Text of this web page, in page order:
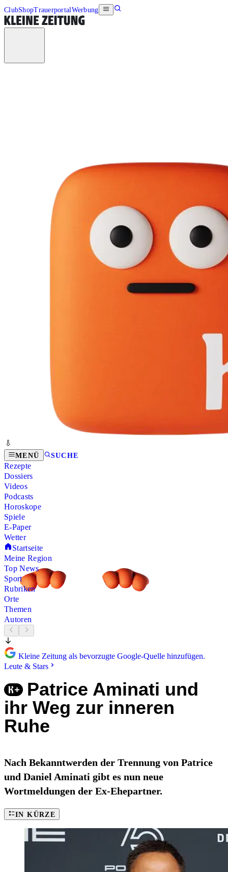
ClubShopTrauerportalWerbung
MENÜ SUCHE
Rezepte
Dossiers
Videos
Podcasts
Horoskope
Spiele
E-Paper
Wetter
Startseite
Meine Region
Top News
Sport
Rubriken
Orte
Themen
Autoren
Kleine Zeitung als bevorzugte Google-Quelle hinzufügen.
Leute & Stars
Patrice Aminati und
ihr Weg zur inneren
Ruhe
Nach Bekanntwerden der Trennung von Patrice
und Daniel Aminati gibt es nun neue
Wortmeldungen der Ex-Ehepartner.
IN KÜRZE